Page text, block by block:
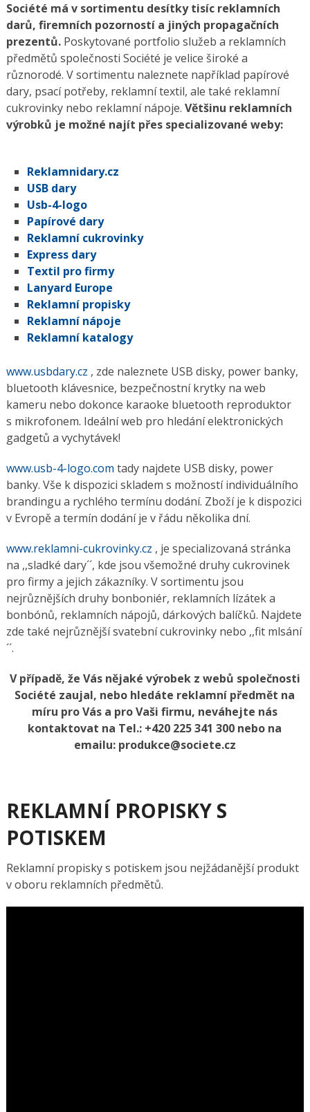
Société má v sortimentu desítky tisíc reklamních
darů, firemních pozorností a jiných propagačních
prezentů.Poskytované portfolio služeb a reklamních
předmětů společnosti Société je velice široké a
různorodé. V sortimentu naleznete například papírové
dary, psací potřeby, reklamní textil, ale také reklamní
cukrovinky nebo reklamní nápoje. Většinu reklamních
výrobků je možné najít přes specializované weby:
Reklamnidary.cz
USB dary
Usb-4-logo
Papírové dary
Reklamní cukrovinky
Express dary
Textil pro firmy
Lanyard Europe
Reklamní propisky
Reklamní nápoje
Reklamní katalogy
www.usbdary.cz , zde naleznete USB disky, power banky,
bluetooth klávesnice, bezpečnostní krytky na web
kameru nebo dokonce karaoke bluetooth reproduktor
s mikrofonem. Ideální web pro hledání elektronických
gadgetů a vychytávek!
www.usb-4-logo.com tady najdete USB disky, power
banky. Vše k dispozici skladem s možností individuálního
brandingu a rychlého termínu dodání. Zboží je k dispozici
v Evropě a termín dodání je v řádu několika dní.
www.reklamni-cukrovinky.cz , je specializovaná stránka
na ,,sladké dary´´, kde jsou všemožné druhy cukrovinek
pro firmy a jejich zákazníky. V sortimentu jsou
nejrůznějších druhy bonboniér, reklamních lízátek a
bonbónů, reklamních nápojů, dárkových balíčků. Najdete
zde také nejrůznější svatební cukrovinky nebo ,,fit mlsání
´´.
V případě, že Vás nějaké výrobek z webů společnosti
Société zaujal, nebo hledáte reklamní předmět na
míru pro Vás a pro Vaši firmu, neváhejte nás
kontaktovat na Tel.: +420 225 341 300 nebo na
emailu: produkce@societe.cz
REKLAMNÍ PROPISKY S
POTISKEM
Reklamní propisky s potiskem jsou nejžádanější produkt
v oboru reklamních předmětů.